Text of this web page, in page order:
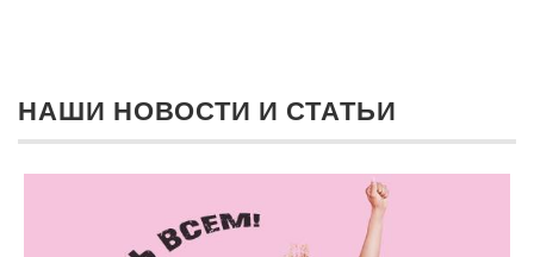
НАШИ НОВОСТИ И СТАТЬИ